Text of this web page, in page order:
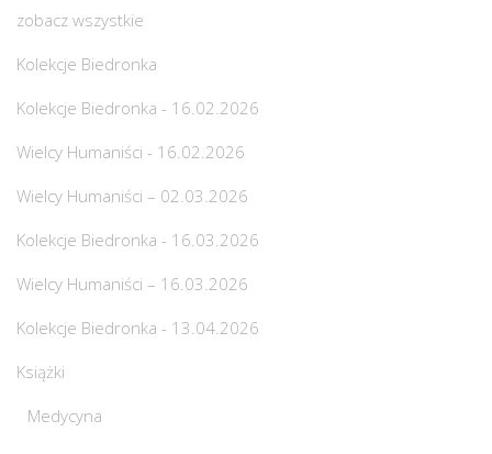
zobacz wszystkie
Kolekcje Biedronka
Kolekcje Biedronka - 16.02.2026
Wielcy Humaniści - 16.02.2026
Wielcy Humaniści – 02.03.2026
Kolekcje Biedronka - 16.03.2026
Wielcy Humaniści – 16.03.2026
Kolekcje Biedronka - 13.04.2026
Książki
Medycyna